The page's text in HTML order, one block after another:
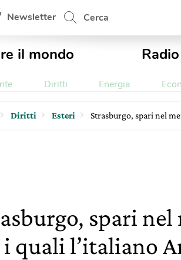
Newsletter Cerca
il mondo Radio
Diritti Energia
Diritti Esteri Strasburgo, spari nel
spari
quali l’italiano